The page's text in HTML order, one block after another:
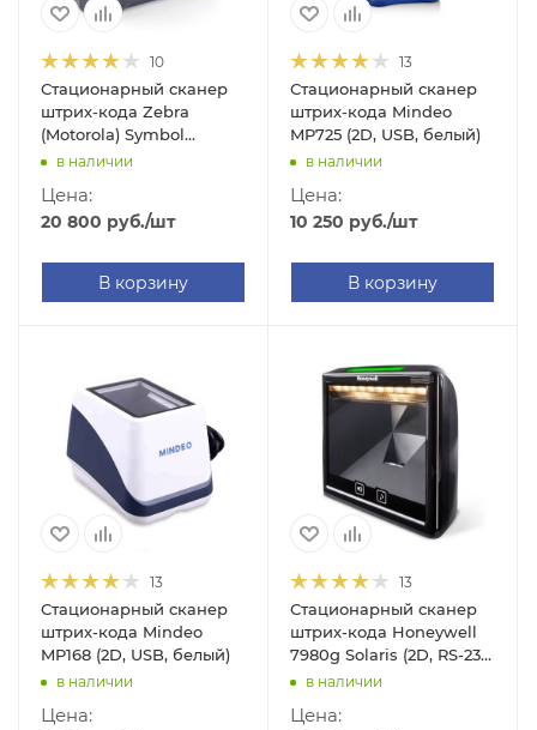
10
Стационарный сканер
штрих-кода Zebra
(Motorola) Symbol
DS7708 (2D, USB,
в наличии
Цена:
20 800 руб./шт
В корзину
13
Стационарный сканер
штрих-кода Mindeo
MP725 (2D, USB, белый)
в наличии
Цена:
10 250 руб./шт
В корзину
13
Стационарный сканер
штрих-кода Mindeo
MP168 (2D, USB, белый)
в наличии
Цена:
13
Стационарный сканер
штрих-кода Honeywell
7980g Solaris (2D, RS-232,
черный)
в наличии
Цена: